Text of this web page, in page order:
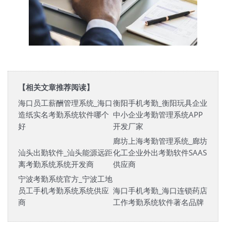
【相关文章推荐阅读】
海口员工薪酬管理系统_海口
造纸实名考勤系统软件哪个
好
衡阳手机考勤_衡阳玩具企业
中小企业考勤管理系统APP
开发厂家
汕头出勤软件_汕头能源远距
离考勤系统系统开发商
廊坊上海考勤管理系统_廊坊
化工企业外出考勤软件SAAS
供应商
宁波考勤系统官方_宁波工地
员工手机考勤系统系统供应
商
海口手机考勤_海口连锁药店
工作考勤系统软件著名品牌